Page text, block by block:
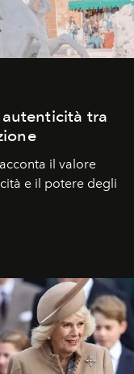
autenticità tra
il valore
e il potere degli